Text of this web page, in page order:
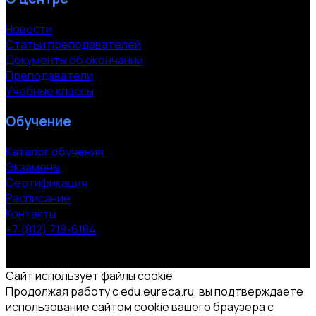
Новости
Статьи преподавателей
Документы об окончании
Преподаватели
Учебные классы
Обучение
Каталог обучения
Экзамены
Сертификация
Расписание
Контакты
+7 (812) 718-6184
Сайт использует файлы cookie
Продолжая работу с edu.eureca.ru, вы подтверждаете
использование сайтом cookie вашего браузера с